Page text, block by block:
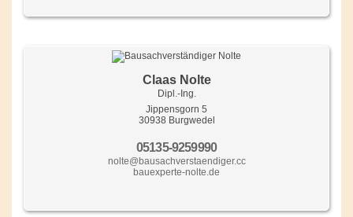
Claas Nolte
Dipl.-Ing.
Jippensgorn 5
30938 Burgwedel
05135-9259990
nolte@bausachverstaendiger.cc
bauexperte-nolte.de